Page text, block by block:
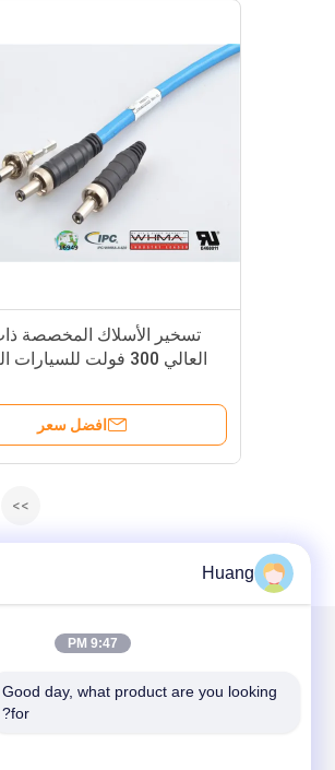
تسخير الأسلاك المخصصة
العالي 300 فولت
افضل سعر
>>
Huang
9:47 PM
Good day, what product are you looking
for?